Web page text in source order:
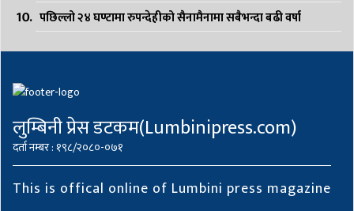
पछिल्लो २४ घण्टामा रुपन्देहीको सैनामैनामा सबैभन्दा बढी वर्षा
लुम्बिनी प्रेस डटकम(Lumbinipress.com)
दर्ता नम्बर : १९८/२०८०-०७१
This is offical online of Lumbini press magazine